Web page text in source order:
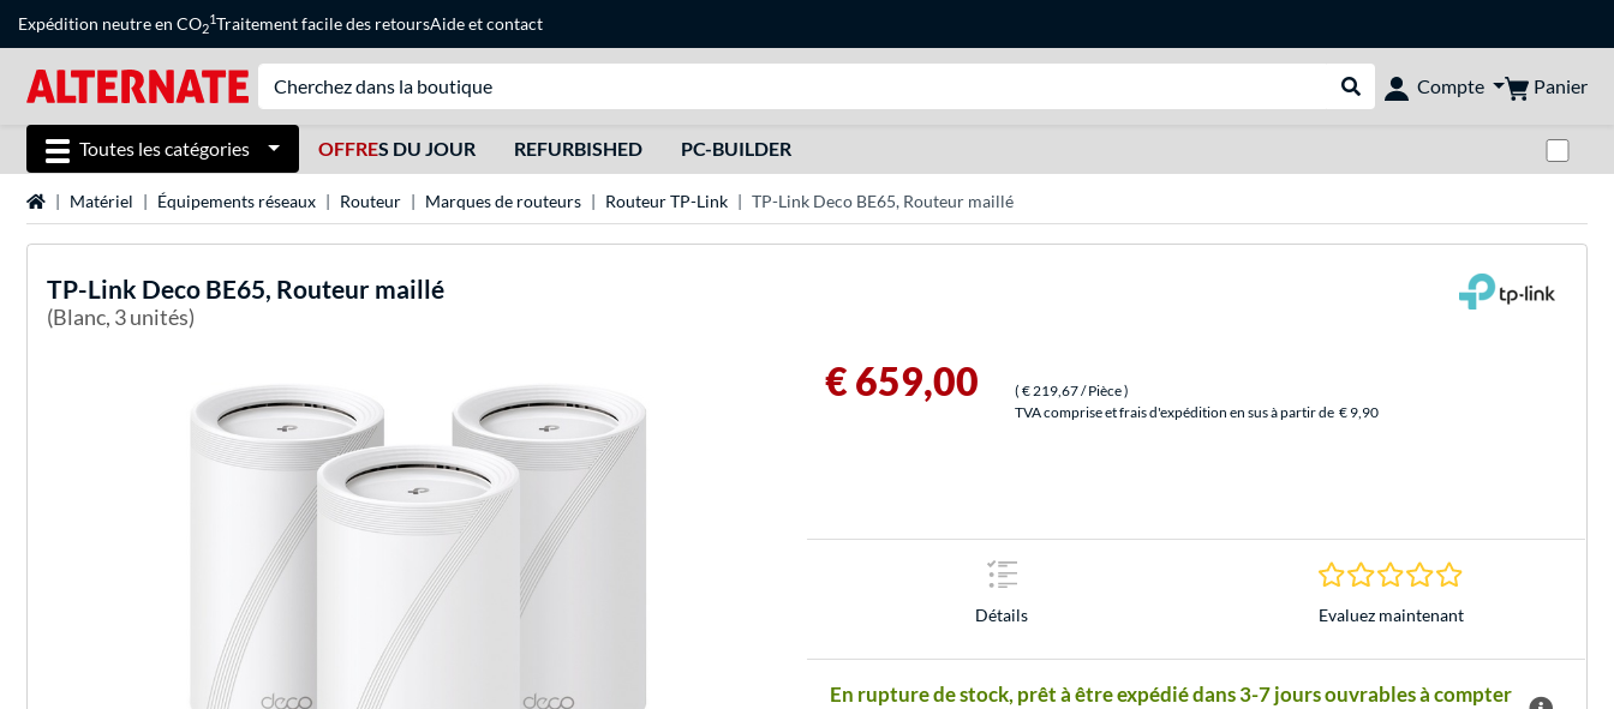
Expédition neutre en CO2
1Traitement facile des retoursAideetcontact
Rechercher dans le shop
Compte Panier
Toutes les catégories OFFRES DU JOUR REFURBISHED PC-BUILDER
Page d'accueil
Matériel Équipements réseaux Routeur Marques de routeurs Routeur TP-Link TP-Link Deco BE65, Routeur maillé
TP-Link Deco BE65, Routeur maillé
(Blanc, 3 unités)
€ 659,00 ( € 219,67/ Pièce)
TVA comprise et frais d'expédition en sus à partir de € 9,90
Détails
0.0 Étoiles à 0
Evaluez maintenant
En rupture de stock, prêt à être expédié dans 3-7 jours ouvrables à compter